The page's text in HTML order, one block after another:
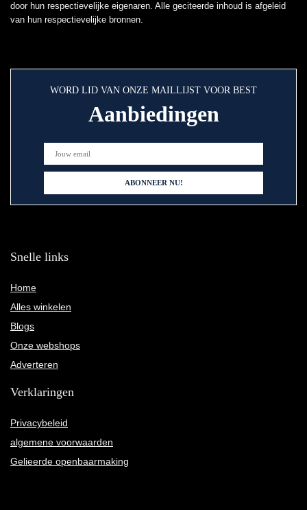
door hun respectievelijke eigenaren. Alle geciteerde inhoud is afgeleid
van hun respectievelijke bronnen.
WORD LID VAN ONZE MAILLIJST VOOR BEST
Aanbiedingen
Snelle links
Home
Alles winkelen
Blogs
Onze webshops
Adverteren
Verklaringen
Privacybeleid
algemene voorwaarden
Gelieerde openbaarmaking